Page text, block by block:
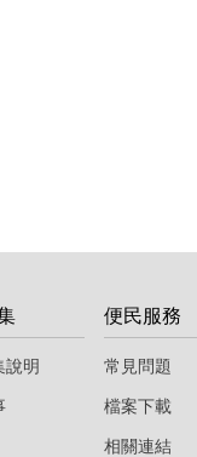
說明
便民服務
常見問題
檔案下載
相關連結